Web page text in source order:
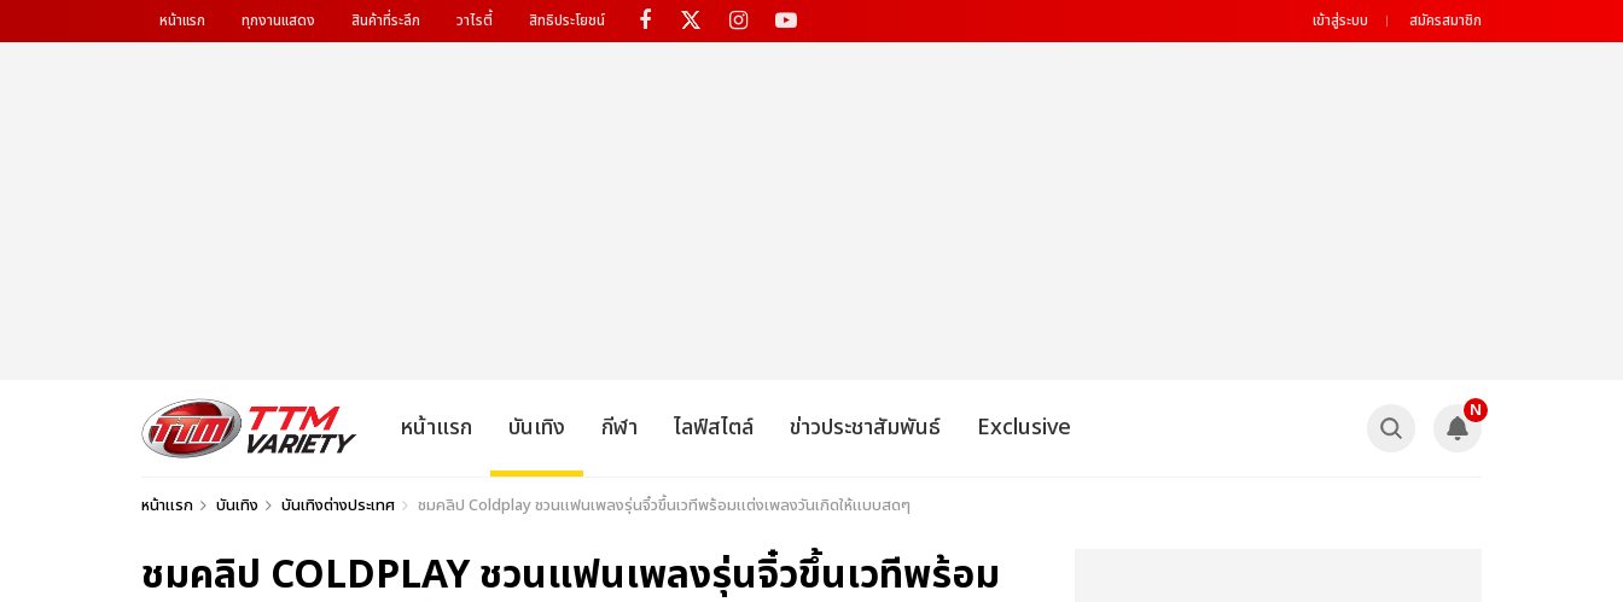
หน้าแรก ทุกงานแสดง สินค้าที่ระลึก วาไรตี้ สิทธิประโยชน์ เข้าสู่ระบบ สมัครสมาชิก
หน้าแรก บันเทิง กีฬา ไลฟ์สไตล์ ข่าวประชาสัมพันธ์ Exclusive
N
หน้าแรก บันเทิง บันเทิงต่างประเทศ ชมคลิป Coldplay ชวนแฟนเพลงรุ่นจิ๋วขึ้นเวทีพร้อมแต่งเพลงวันเกิดให้แบบสดๆ
ชมคลิป COLDPLAY ชวนแฟนเพลงรุ่นจิ๋วขึ้นเวทีพร้อม